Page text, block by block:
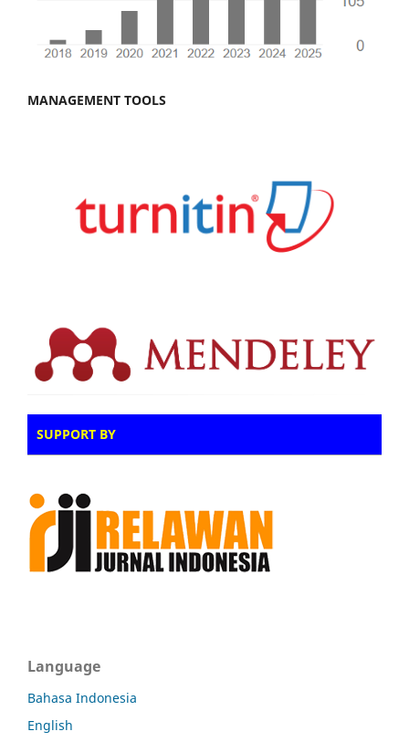
MANAGEMENT TOOLS
SUPPORT BY
Language
Bahasa Indonesia
English